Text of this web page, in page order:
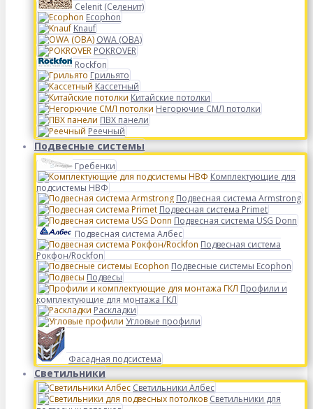
Celenit (Селенит)
Ecophon
Knauf
OWA (ОВА)
POKROVER
Rockfon
Грильято
Кассетный
Китайские потолки
Негорючие СМЛ потолки
ПВХ панели
Реечный
Подвесные системы
Гребенки
Комплектующие для
подсистемы НВФ
Подвесная система Armstrong
Подвесная система Primet
Подвесная система USG Donn
Подвесная система Албес
Подвесная система
Рокфон/Rockfon
Подвесные системы Ecophon
Подвесы
Профили и
комплектующие для монтажа ГКЛ
Раскладки
Угловые профили
Фасадная подсистема
Светильники
Светильники Албес
Светильники для